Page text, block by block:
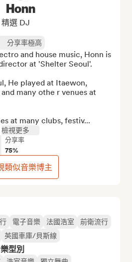
電子音樂 法國浩室
前衛流行
英國車庫/貝斯線
型別
Honn
精選 DJ
分享率極高
and house music, Honn is
at 'Shelter Seoul'.
He played at Itaewon,
many othe r venues at
at many clubs, festiv...
檢視更多
分享率
75%
類似音樂博主